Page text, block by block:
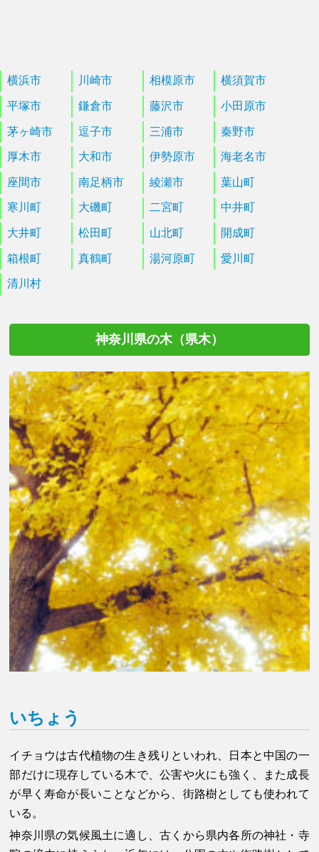
横浜市 川崎市 相模原市 横須賀市
平塚市 鎌倉市 藤沢市 小田原市
茅ヶ崎市 逗子市 三浦市 秦野市
厚木市 大和市 伊勢原市 海老名市
座間市 南足柄市 綾瀬市 葉山町
寒川町 大磯町 二宮町 中井町
大井町 松田町 山北町 開成町
箱根町 真鶴町 湯河原町 愛川町
清川村
神奈川県の木（県木）
いちょう
イチョウは古代植物の生き残りといわれ、日本と中国の一
部だけに現存している木で、公害や火にも強く、また成長
が早く寿命が長いことなどから、街路樹としても使われて
いる。
神奈川県の気候風土に適し、古くから県内各所の神社・寺